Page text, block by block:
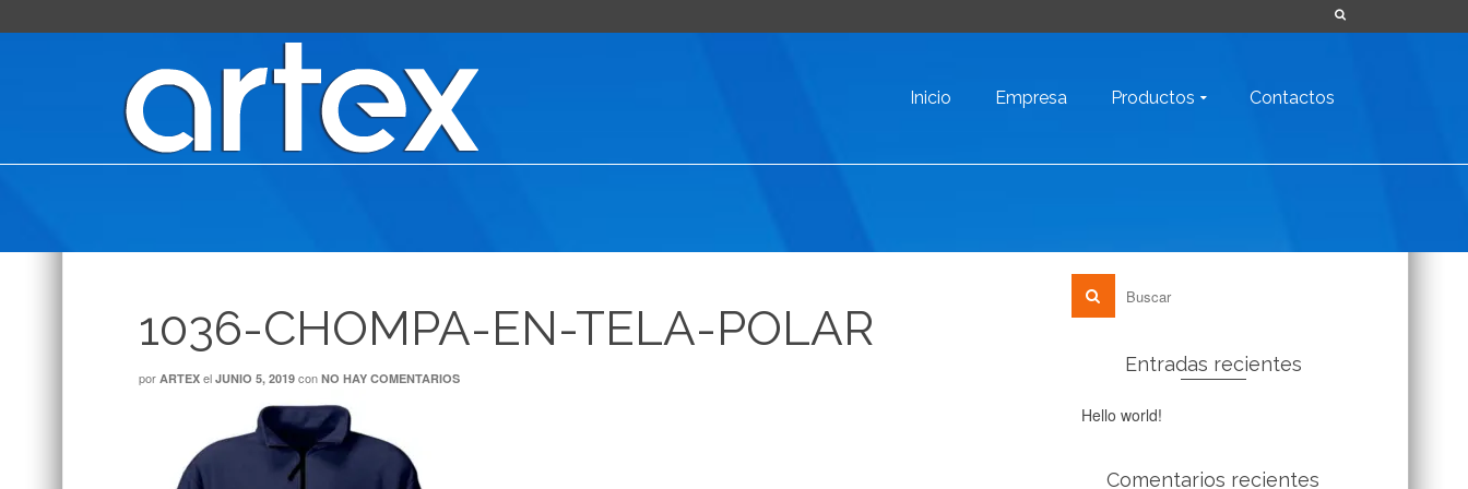
Inicio Empresa Productos Contactos
1036-CHOMPA-EN-TELA-POLAR
por ARTEX el JUNIO 5, 2019 con NO HAY COMENTARIOS
Entradas recientes
Hello world!
Comentarios recientes